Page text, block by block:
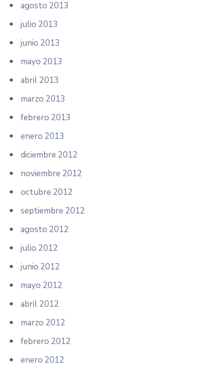
agosto 2013
julio 2013
junio 2013
mayo 2013
abril 2013
marzo 2013
febrero 2013
enero 2013
diciembre 2012
noviembre 2012
octubre 2012
septiembre 2012
agosto 2012
julio 2012
junio 2012
mayo 2012
abril 2012
marzo 2012
febrero 2012
enero 2012